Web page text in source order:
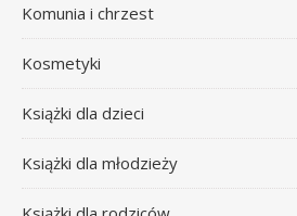
Komunia i chrzest
Kosmetyki
Książki dla dzieci
Książki dla młodzieży